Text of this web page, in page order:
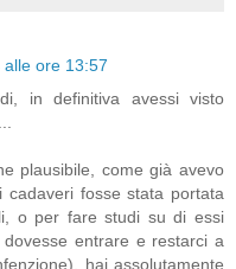
ore 13:57
in definitiva avessi visto
plausibile, come già avevo
fosse stata portata
o per fare studi su di essi
entrare e restarci a
hai assolutamente